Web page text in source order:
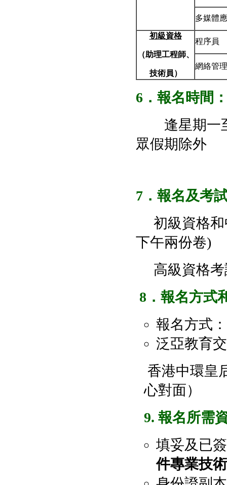
多媒體
初級資格
（助理工程師、
技術員）
程序員
網絡管
6 ．報名時間
逢星期一至
眾假期除外
7 ．報名及
初級資格和
下午兩份卷)
高級資格考
8 ．報名方式
報名方式：
泛亞教育
香港中環皇
心對面）
9. 報名所需
填妥及已
件專業技